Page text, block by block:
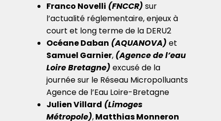
Franco Novelli (FNCCR) sur
l’actualité réglementaire, enjeux à
court et long terme de la DERU2
Océane Daban (AQUANOVA) et
Samuel Garnier, (Agence de l’eau
Loire Bretagne) excusé de la
journée sur le Réseau Micropolluants
Agence de l’Eau Loire-Bretagne
Julien Villard (Limoges
Métropole),Matthias Monneron